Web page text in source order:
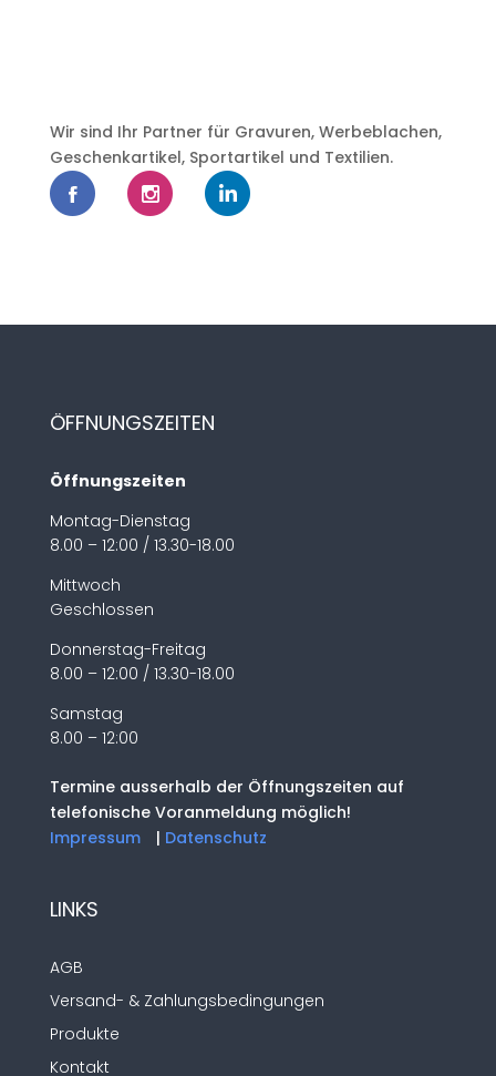
Wir sind Ihr Partner für Gravuren, Werbeblachen,
Geschenkartikel, Sportartikel und Textilien.
ÖFFNUNGSZEITEN
Öffnungszeiten
Montag-Dienstag
8.00 – 12:00 / 13.30-18.00
Mittwoch
Geschlossen
Donnerstag-Freitag
8.00 – 12:00 / 13.30-18.00
Samstag
8.00 – 12:00
Termine ausserhalb der Öffnungszeiten auf
telefonische Voranmeldung möglich!
Impressum
| Datenschutz
LINKS
AGB
Versand- & Zahlungsbedingungen
Produkte
Kontakt